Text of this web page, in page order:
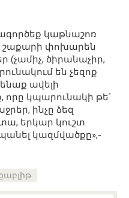
կաթնաշոռ
շաքարի փոխարեն
(չամիչ, ծիրանաչիր,
են չեզոք
ավելի
կպարունակի թե՛
ինչը ձեզ
երկար կուշտ
կազմվածքը»,-